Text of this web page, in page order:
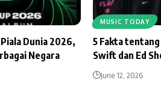
Dunia 2026,
Negara
MUSIC TODAY
5 Fakta
Swift dan Ed
June 12, 2026